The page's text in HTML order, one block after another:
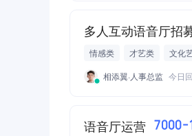
多人互动语音厅招
情感类 才艺类 文化
节日福利
相添翼·人事总监 今日
语音厅运营 7000-